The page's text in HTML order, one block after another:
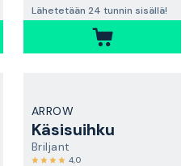
Lähetetään 24 tunnin sisällä!
ARROW
Käsisuihku
Briljant
4,0